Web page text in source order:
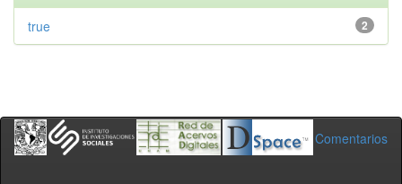
2
true
Comentarios